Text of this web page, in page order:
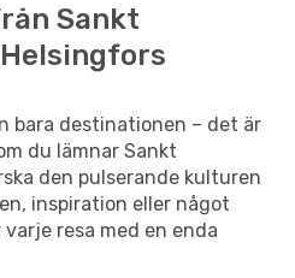
Sankt
bara destinationen – det är
du lämnar Sankt
den pulserande kulturen
inspiration eller något
resa med en enda